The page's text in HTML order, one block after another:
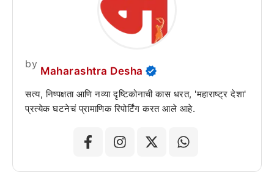
by
Maharashtra Desha
सत्य, निष्पक्षता आणि नव्या दृष्टिकोनाची कास धरत, 'महाराष्ट्र देशा'
प्रत्येक घटनेचं प्रामाणिक रिपोर्टिंग करत आले आहे.